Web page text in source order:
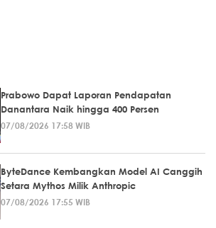
Prabowo Dapat Laporan Pendapatan
Danantara Naik hingga 400 Persen
07/08/2026 17:58 WIB
ByteDance Kembangkan Model AI Canggih
Setara Mythos Milik Anthropic
07/08/2026 17:55 WIB